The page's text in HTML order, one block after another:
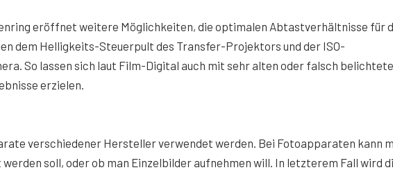
eröffnet weitere Möglichkeiten, die optimalen Abtastverhältnisse für
dem Helligkeits-Steuerpult des Transfer-Projektors und der ISO-
So lassen sich laut Film-Digital auch mit sehr alten oder falsch
erzielen.
verschiedener Hersteller verwendet werden. Bei Fotoapparaten kann
soll, oder ob man Einzelbilder aufnehmen will. In letzterem Fall wird